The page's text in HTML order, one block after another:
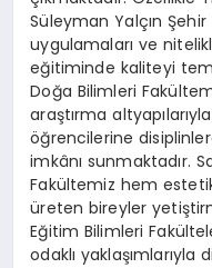
Süleyman Yalçın
uygulamaları ve
eğitiminde kaliteyi
Doğa Bilimleri
araştırma
öğrencilerine
imkânı sunmaktadır.
Fakültemiz hem
üreten bireyler
Eğitim Bilimleri
odaklı